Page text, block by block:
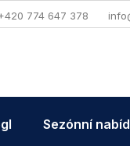
774 647 378
Sezónní